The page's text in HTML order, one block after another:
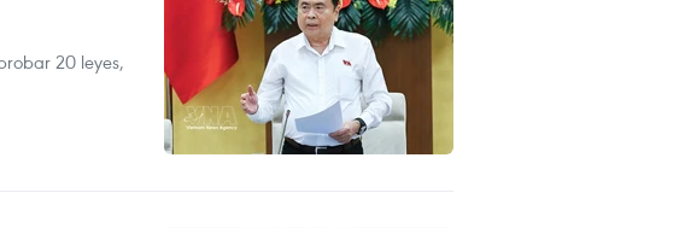
20 leyes,